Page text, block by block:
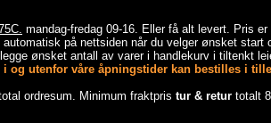
mandag-fredag 09-16. Eller få alt levert. Pris
på nettsiden når du velger ønsket
ønsket antall av varer i handlekurv i tiltenkt
i og utenfor våre åpningstider kan bestilles i
ordresum. Minimum fraktpris tur & retur totalt